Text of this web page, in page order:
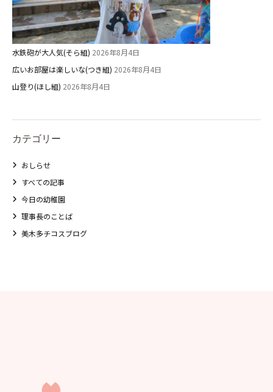
水鉄砲が大人気(そら組) 2026年8月4日
広いお部屋は楽しいな(つき組) 2026年8月4日
山登り(ほし組) 2026年8月4日
カテゴリー
おしらせ
すべての記事
今日の幼稚園
理事長のことば
美木多チコスブログ
給⾷
課外教室
理事長のことば
教育と保育
美⽊多幼稚園の理想
園の1⽇
預かり保育［ヒラソル ]
美⽊多チコス
美⽊多チコスについて